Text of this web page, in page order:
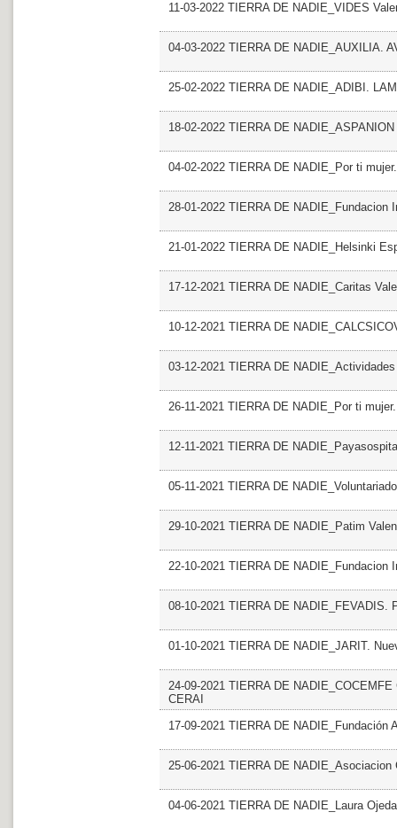
11-03-2022 TIERRA DE NADIE_VIDES
04-03-2022 TIERRA DE NADIE_AUXILIA.
25-02-2022 TIERRA DE NADIE_ADIBI.
18-02-2022 TIERRA DE NADIE_ASPANION
04-02-2022 TIERRA DE NADIE_Por ti
28-01-2022 TIERRA DE NADIE_Fundacion
21-01-2022 TIERRA DE NADIE_Helsinki
17-12-2021 TIERRA DE NADIE_Caritas
10-12-2021 TIERRA DE
03-12-2021 TIERRA DE
26-11-2021 TIERRA DE NADIE_Por ti
12-11-2021 TIERRA DE
05-11-2021 TIERRA DE
29-10-2021 TIERRA DE NADIE_Patim
22-10-2021 TIERRA DE
08-10-2021 TIERRA DE NADIE_FEVADIS.
01-10-2021 TIERRA DE NADIE_JARIT.
24-09-2021 TIERRA DE
CERAI
17-09-2021 TIERRA DE NADIE_Fundación
25-06-2021 TIERRA DE
04-06-2021 TIERRA DE NADIE_Laura